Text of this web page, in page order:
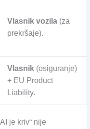
Vlasnik vozila(za
prekršaje).
Vlasnik(osiguranje)
+ EU Product
Liability.
je kriv“ nije